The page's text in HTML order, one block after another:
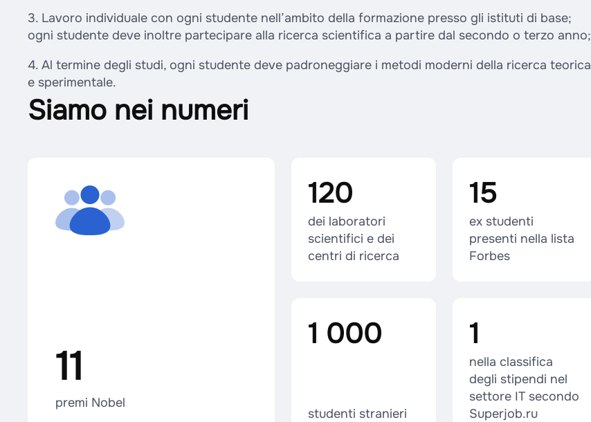
3. Lavoro individuale con ogni studente nell’ambito della formazione presso gli istituti di base;
ogni studente deve inoltre partecipare alla ricerca scientifica a partire dal secondo o terzo anno;
4. Al termine degli studi, ogni studente deve padroneggiare i metodi moderni della ricerca teorica
e sperimentale.
Siamo nei numeri
11
premi Nobel
120
dei laboratori
scientifici e dei
centri di ricerca
15
ex studenti
presenti nella lista
Forbes
1 000
studenti stranieri
1
nella classifica
degli stipendi nel
settore IT secondo
Superjob.ru